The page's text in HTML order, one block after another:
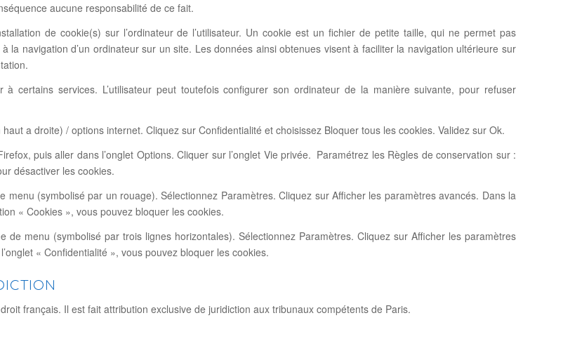
aucune responsabilité de ce fait.
de cookie(s) sur l’ordinateur de l’utilisateur. Un cookie est un fichier de petite taille, qui ne permet pas
la navigation d’un ordinateur sur un site. Les données ainsi obtenues visent à faciliter la navigation ultérieure sur
à certains services. L’utilisateur peut toutefois configurer son ordinateur de la manière suivante, pour refuser
a droite) / options internet. Cliquez sur Confidentialité et choisissez Bloquer tous les cookies. Validez sur Ok.
puis aller dans l’onglet Options. Cliquer sur l’onglet Vie privée. Paramétrez les Règles de conservation sur :
désactiver les cookies.
(symbolisé par un rouage). Sélectionnez Paramètres. Cliquez sur Afficher les paramètres avancés. Dans la
« Cookies », vous pouvez bloquer les cookies.
menu (symbolisé par trois lignes horizontales). Sélectionnez Paramètres. Cliquez sur Afficher les paramètres
« Confidentialité », vous pouvez bloquer les cookies.
français. Il est fait attribution exclusive de juridiction aux tribunaux compétents de Paris.